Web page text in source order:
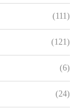
(111)
(121)
(6)
(24)